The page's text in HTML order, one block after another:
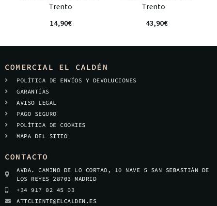
Trento
14,90€
Trento
43,90€
COMERCIAL EL CALDÉN
POLÍTICA DE ENVÍOS Y DEVOLUCIONES
GARANTÍAS
AVISO LEGAL
PAGO SEGURO
POLÍTICA DE COOKIES
MAPA DEL SITIO
CONTACTO
AVDA. CAMINO DE LO CORTAO, 10 NAVE 5 SAN SEBASTIÁN DE
LOS REYES 28703 MADRID
+34 917 02 45 03
ATTCLIENTE@ELCALDEN.ES